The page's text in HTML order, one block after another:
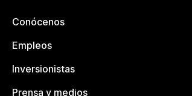
Conócenos
Empleos
Inversionistas
Prensa y medios